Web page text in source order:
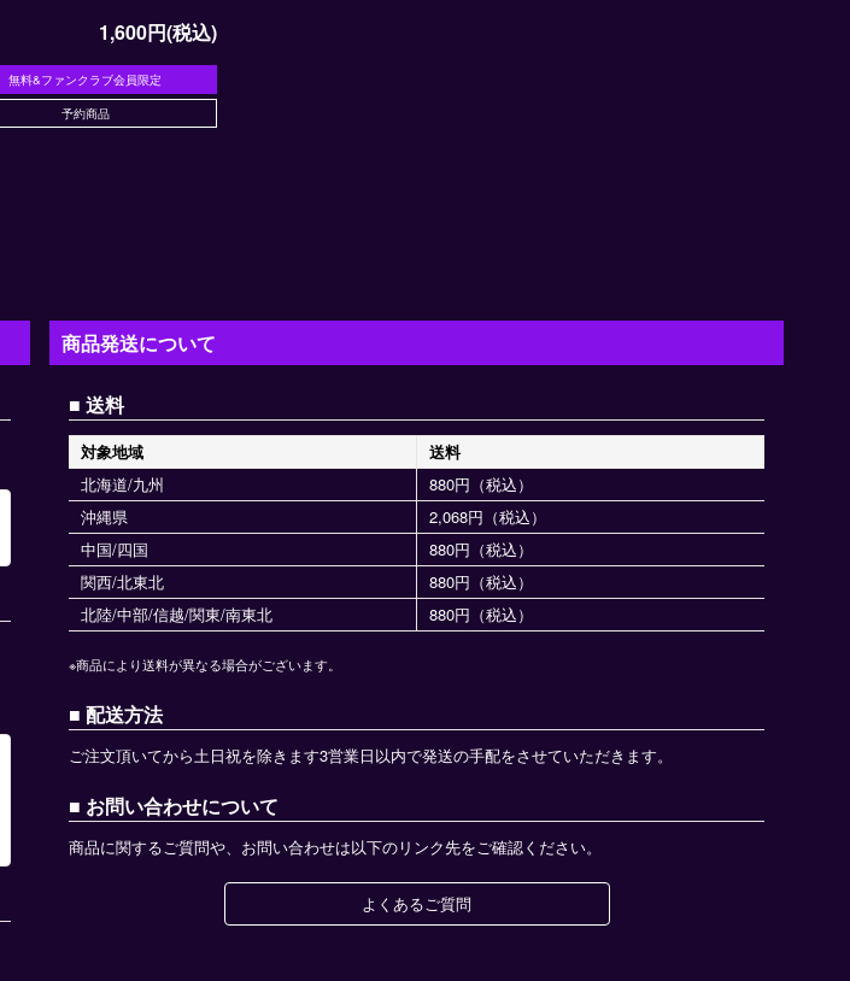
1,600円(税込)
無料&ファンクラブ会員限定
予約商品
商品発送について
送料
対象地域
送料
北海道/九州
880円（税込）
沖縄県
2,068円（税込）
中国/四国
880円（税込）
関西/北東北
880円（税込）
北陸/中部/信越/関東/南東北
880円（税込）
※商品により送料が異なる場合がございます。
配送方法
ご注文頂いてから土日祝を除きます3営業日以内で発送の手配をさせていただきます。
お問い合わせについて
商品に関するご質問や、お問い合わせは以下のリンク先をご確認ください。
よくあるご質問